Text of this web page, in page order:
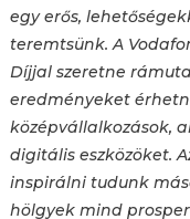
egy erős,
teremtsünk. A
Díjjal szeretne
eredményeket
középvállalkozások,
digitális eszközöket.
inspirálni tudunk
hölgyek mind